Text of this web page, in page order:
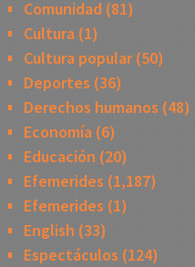
Comunidad(81)
Cultura(1)
Cultura popular(50)
Deportes (36)
Derechos humanos (48)
Economía(6)
Educación (20)
Efemerides (1,187)
Efemerides (1)
English (33)
Espectáculos (124)